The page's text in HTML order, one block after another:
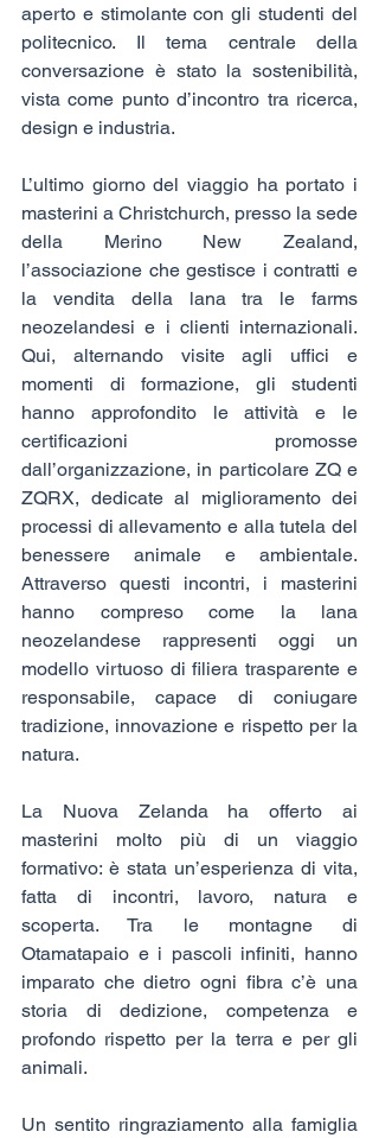
aperto e stimolante con gli studenti del
politecnico. Il tema centrale della
conversazione è stato la sostenibilità,
vista come punto d’incontro tra ricerca,
design e industria.
L’ultimo giorno del viaggio ha portato i
masterini a Christchurch, presso la sede
della Merino New Zealand,
l’associazione che gestisce i contratti e
la vendita della lana tra le farms
neozelandesi e i clienti internazionali.
Qui, alternando visite agli uffici e
momenti di formazione, gli studenti
hanno approfondito le attività e le
certificazioni promosse
dall’organizzazione, in particolare ZQ e
ZQRX, dedicate al miglioramento dei
processi di allevamento e alla tutela del
benessere animale e ambientale.
Attraverso questi incontri, i masterini
hanno compreso come la lana
neozelandese rappresenti oggi un
modello virtuoso di filiera trasparente e
responsabile, capace di coniugare
tradizione, innovazione e rispetto per la
natura.
La Nuova Zelanda ha offerto ai
masterini molto più di un viaggio
formativo: è stata un’esperienza di vita,
fatta di incontri, lavoro, natura e
scoperta. Tra le montagne di
Otamatapaio e i pascoli infiniti, hanno
imparato che dietro ogni fibra c’è una
storia di dedizione, competenza e
profondo rispetto per la terra e per gli
animali.
Un sentito ringraziamento alla famiglia